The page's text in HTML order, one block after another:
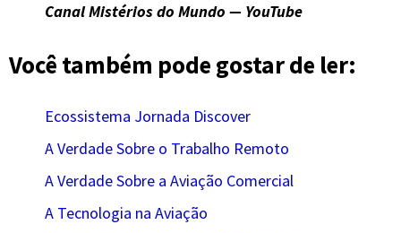
Canal Mistérios do Mundo — YouTube
Você também pode gostar de ler:
Ecossistema Jornada Discover
A Verdade Sobre o Trabalho Remoto
A Verdade Sobre a Aviação Comercial
A Tecnologia na Aviação